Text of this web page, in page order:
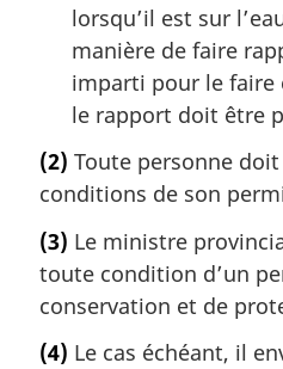
lorsqu’il est sur
manière de faire
imparti pour le faire
le rapport doit être
(2) Toute personne
conditions de son
(3) Le ministre
toute condition d’un
conservation et de
(4) Le cas échéant, il